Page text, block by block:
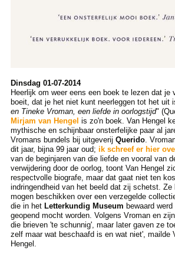
Dinsdag 01-07-2014
Heerlijk om weer eens een boek te lezen dat je
boeit, dat je het niet kunt neerleggen tot het uit
en Tineke Vroman, een liefde in oorlogstijd"
Mirjam van Hengel is zo'n boek. Van Hengel
mythische en schijnbaar onsterfelijke paar al
Vromans bundels bij uitgeverij Querido.
dit jaar, bijna 99 jaar oud; ik schreef er hier
van de beginjaren van die liefde en vooral van
verwijdering door de oorlog, toont Van Hengel
respectvolle biografe, maar dat gaat niet ten
indringendheid van het beeld dat zij schetst. Ze
mogen beschikken over een verzegelde
die in het Letterkundig Museum bewaard
geopend mocht worden. Volgens Vroman en
die brieven 'te schunnig', maar later gaven ze
zelf maar wat beschaafd is en wat niet', mailde
Hengel.